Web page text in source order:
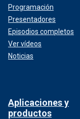
Programación
Presentadores
Episodios completos
Ver vídeos
Noticias
Aplicaciones y
productos